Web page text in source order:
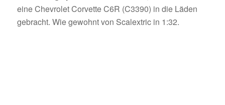
eine Chevrolet Corvette C6R (C3390) in die Läden
gebracht. Wie gewohnt von Scalextric in 1:32.